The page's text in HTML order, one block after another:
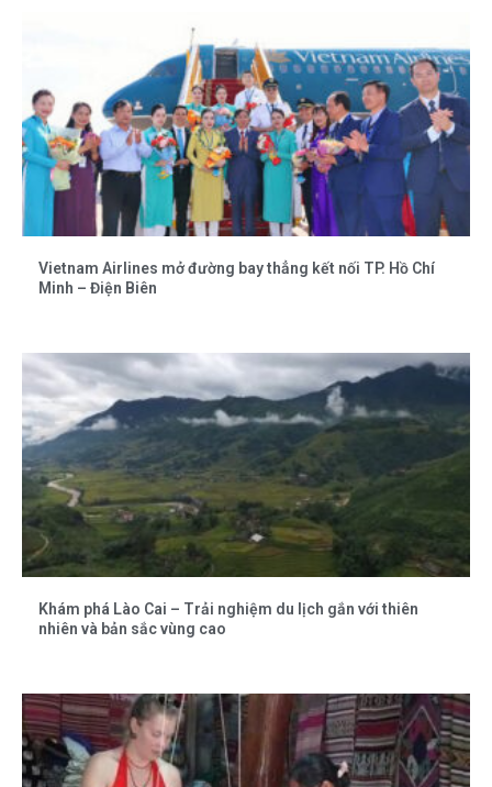
Vietnam Airlines mở đường bay thẳng kết nối TP. Hồ Chí
Minh – Điện Biên
Khám phá Lào Cai – Trải nghiệm du lịch gắn với thiên
nhiên và bản sắc vùng cao